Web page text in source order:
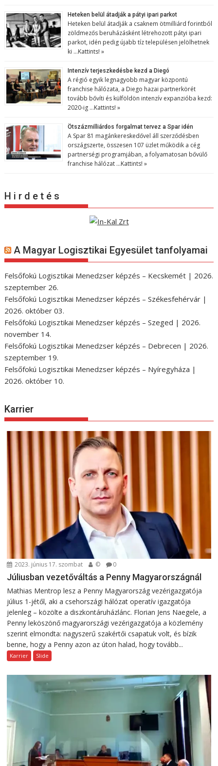
Heteken belül átadják a pátyi ipari parkot
Heteken belül átadják a csaknem ötmilliárd forintból
zöldmezős beruházásként létrehozott pátyi ipari
parkot, idén pedig újabb tíz településen jelölhetnek
ki …Kattints! »
Intenzív terjeszkedésbe kezd a Diegó
A régió egyik legnagyobb magyar központú
franchise hálózata, a Diego hazai partnerkörét
tovább bővíti és külföldön intenzív expanzióba kezd:
2020-ig …Kattints! »
Ötszázmilliárdos forgalmat tervez a Spar idén
A Spar 81 magánkereskedővel áll szerződésben
országszerte, összesen 107 üzlet működik a cég
partnerségi programjában, a folyamatosan bővülő
franchise hálózat …Kattints! »
H i r d e t é s
A Magyar Logisztikai Egyesület tanfolyamai
Felsőfokú Logisztikai Menedzser képzés – Kecskemét | 2026.
szeptember 26.
Felsőfokú Logisztikai Menedzser képzés – Székesfehérvár |
2026. október 03.
Felsőfokú Logisztikai Menedzser képzés – Szeged | 2026.
november 14.
Felsőfokú Logisztikai Menedzser képzés – Debrecen | 2026.
szeptember 19.
Felsőfokú Logisztikai Menedzser képzés – Nyíregyháza |
2026. október 10.
Karrier
2023. június 17. szombat © 0
Júliusban vezetőváltás a Penny Magyarországnál
Mathias Mentrop lesz a Penny Magyarország vezérigazgatója
július 1-jétől, aki a csehországi hálózat operatív igazgatója
jelenleg – közölte a diszkontáruházlánc. Florian Jens Naegele, a
Penny leköszönő magyarországi vezérigazgatója a közlemény
szerint elmondta: nagyszerű szakértői csapatuk volt, és bízik
benne, hogy a Penny azon az úton halad, hogy tovább...
Karrier Slide